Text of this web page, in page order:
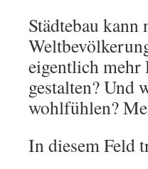
Städtebau
eigentlich mehr
gestalten? Und
wohlfühlen?
In diesem Feld